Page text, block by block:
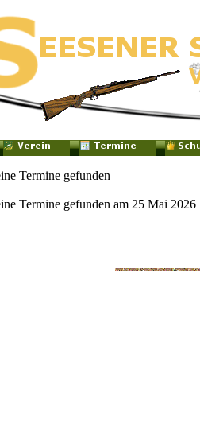
Termine gefunden
Termine gefunden am 25 Mai 2026